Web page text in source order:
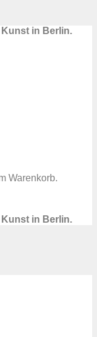
in Berlin.
Warenkorb.
in Berlin.